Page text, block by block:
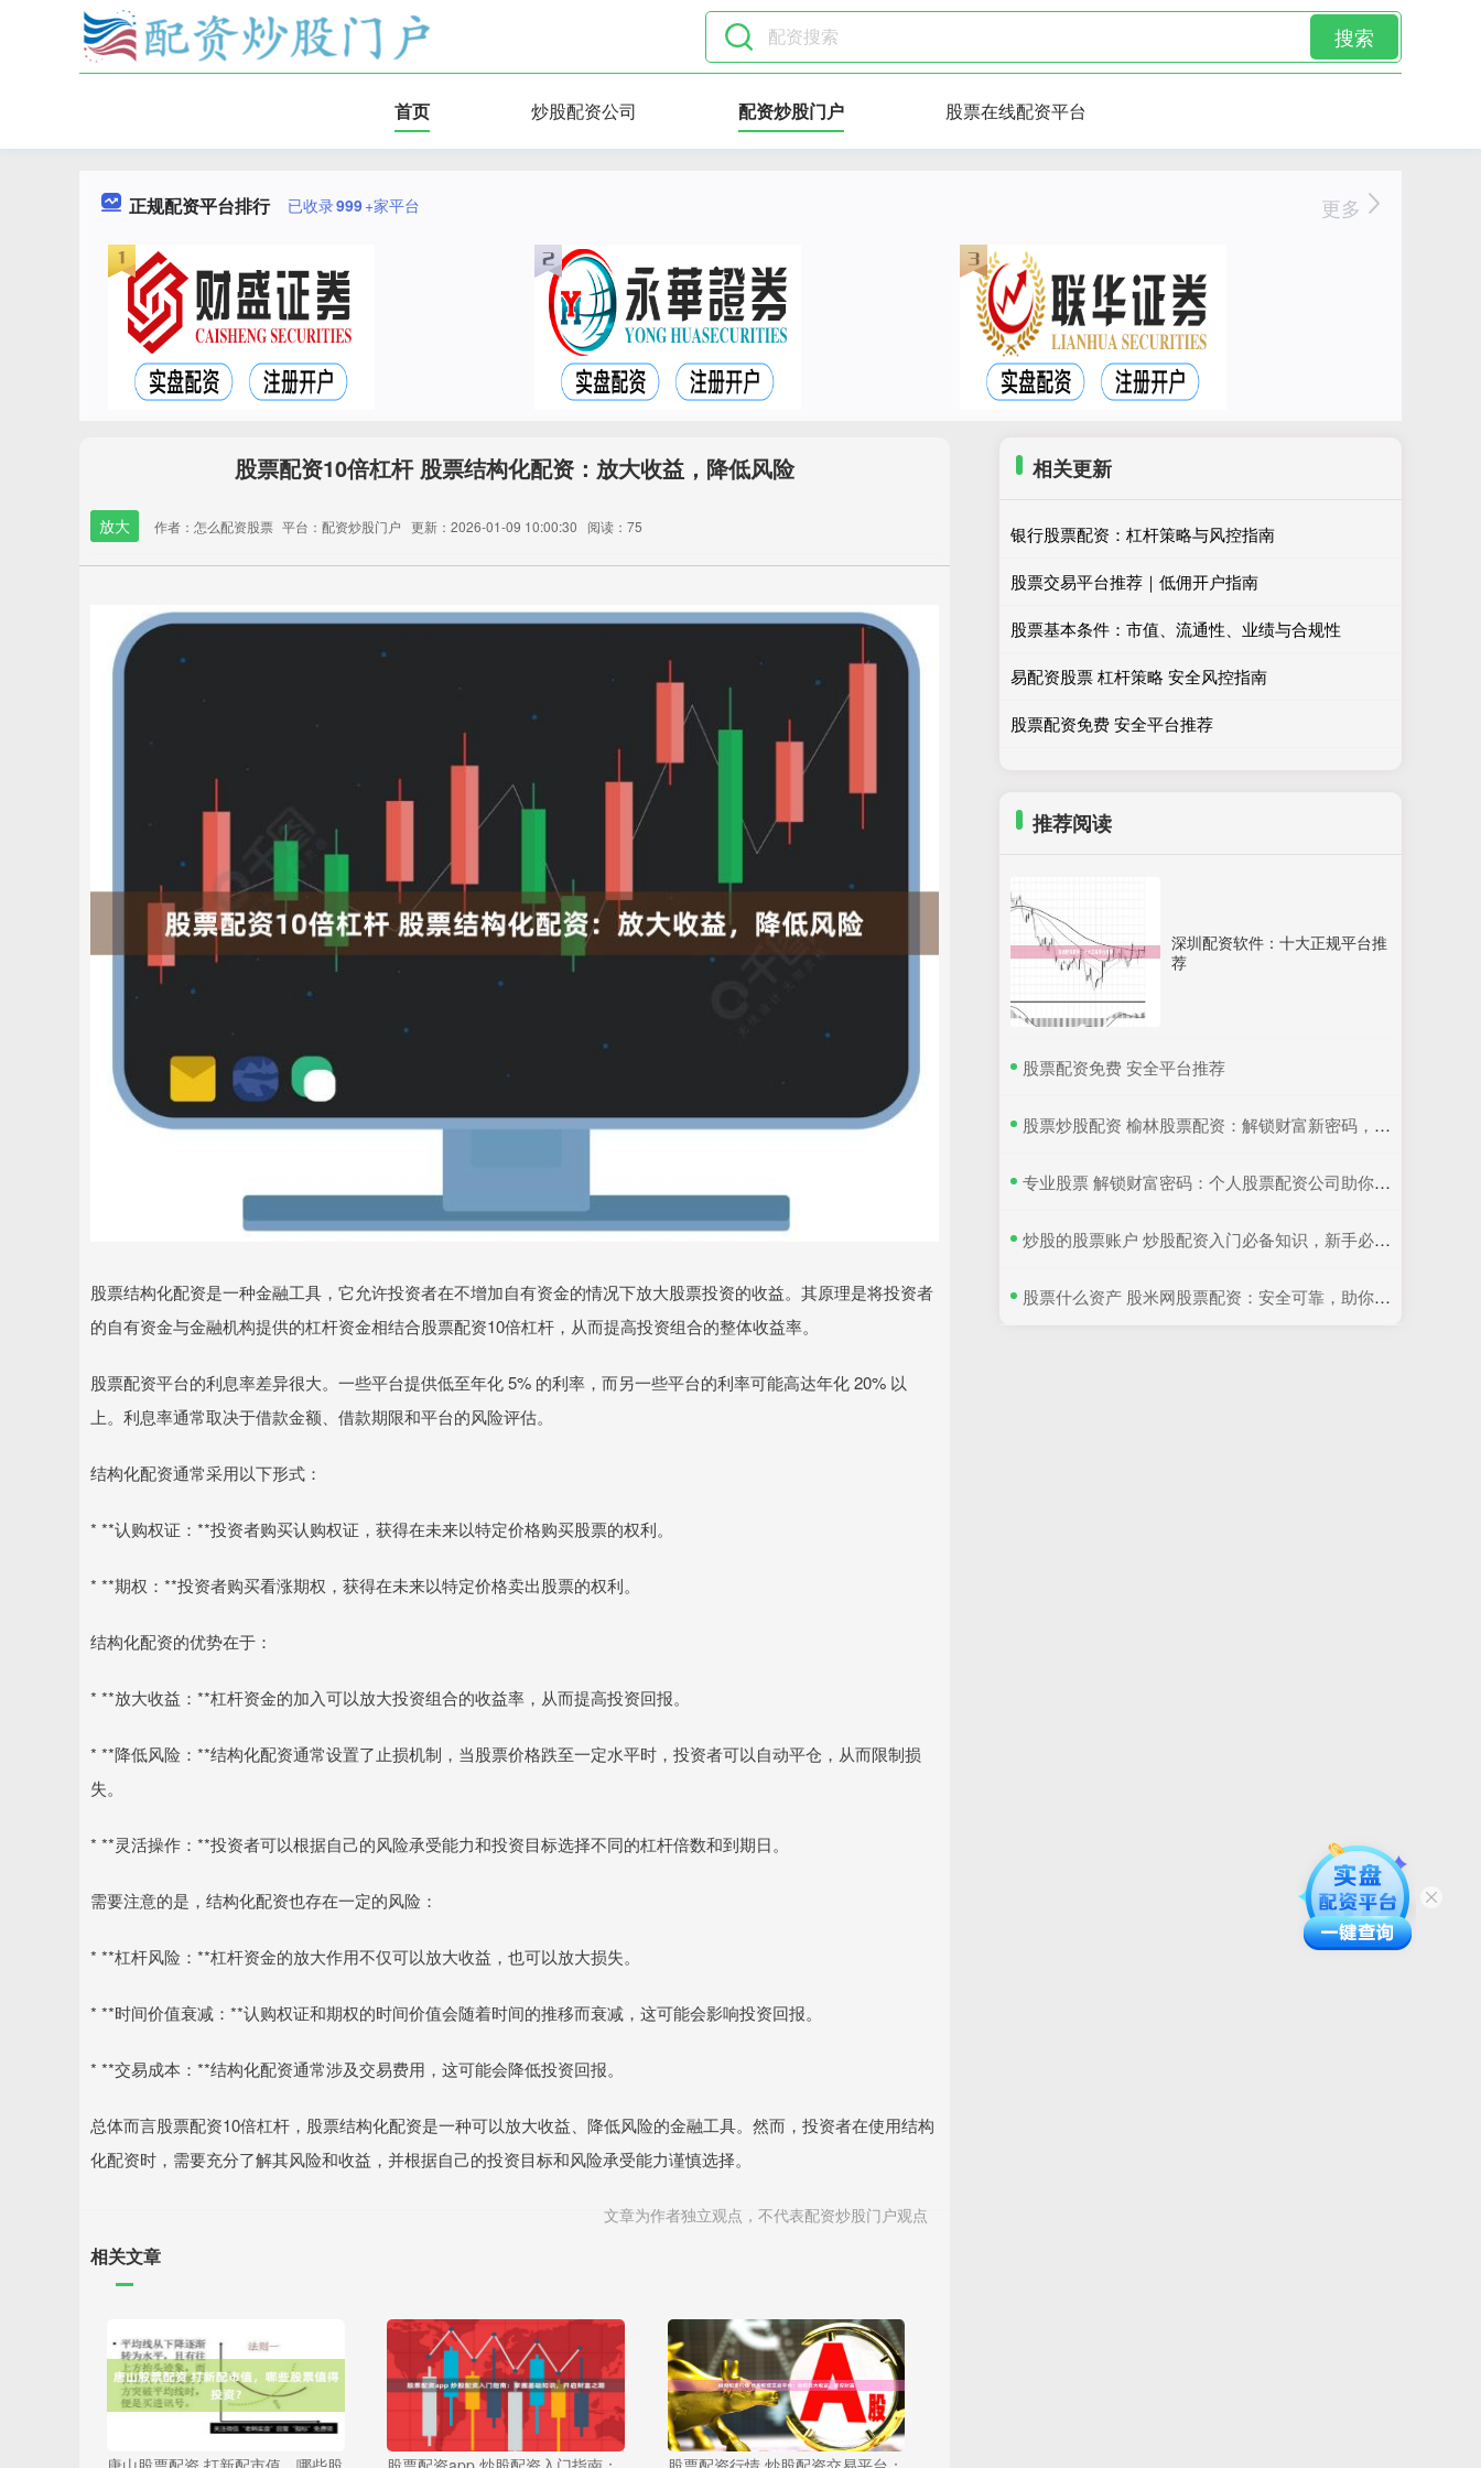
搜索
首页 炒股配资公司 配资炒股门户 股票在线配资平台
正规配资平台排行 已收录999+家平台 更多
股票配资10倍杠杆 股票结构化配资：放大收益，降低风险
放大 作者：怎么配资股票 平台：配资炒股门户 更新：2026-01-09 10:00:30 阅读：75
股票结构化配资是一种金融工具，它允许投资者在不增加自有资金的情况下放大股票投资的收益。其原理是将投资者
的自有资金与金融机构提供的杠杆资金相结合股票配资10倍杠杆，从而提高投资组合的整体收益率。
股票配资平台的利息率差异很大。一些平台提供低至年化 5% 的利率，而另一些平台的利率可能高达年化 20% 以
上。利息率通常取决于借款金额、借款期限和平台的风险评估。
结构化配资通常采用以下形式：
* **认购权证：**投资者购买认购权证，获得在未来以特定价格购买股票的权利。
* **期权：**投资者购买看涨期权，获得在未来以特定价格卖出股票的权利。
结构化配资的优势在于：
* **放大收益：**杠杆资金的加入可以放大投资组合的收益率，从而提高投资回报。
* **降低风险：**结构化配资通常设置了止损机制，当股票价格跌至一定水平时，投资者可以自动平仓，从而限制损
失。
* **灵活操作：**投资者可以根据自己的风险承受能力和投资目标选择不同的杠杆倍数和到期日。
需要注意的是，结构化配资也存在一定的风险：
* **杠杆风险：**杠杆资金的放大作用不仅可以放大收益，也可以放大损失。
* **时间价值衰减：**认购权证和期权的时间价值会随着时间的推移而衰减，这可能会影响投资回报。
* **交易成本：**结构化配资通常涉及交易费用，这可能会降低投资回报。
总体而言股票配资10倍杠杆，股票结构化配资是一种可以放大收益、降低风险的金融工具。然而，投资者在使用结构
化配资时，需要充分了解其风险和收益，并根据自己的投资目标和风险承受能力谨慎选择。
文章为作者独立观点，不代表配资炒股门户观点
相关文章
相关更新
银行股票配资：杠杆策略与风控指南
股票交易平台推荐｜低佣开户指南
股票基本条件：市值、流通性、业绩与合规性
易配资股票 杠杆策略 安全风控指南
股票配资免费 安全平台推荐
推荐阅读
深圳配资软件：十大正规平台推
荐
​股票配资免费 安全平台推荐
​股票炒股配资 榆林股票配资：解锁财富新密码，助您投资无忧
​专业股票 解锁财富密码：个人股票配资公司助你乘风破浪
​炒股的股票账户 炒股配资入门必备知识，新手必看！
​股票什么资产 股米网股票配资：安全可靠，助你实现财富梦想